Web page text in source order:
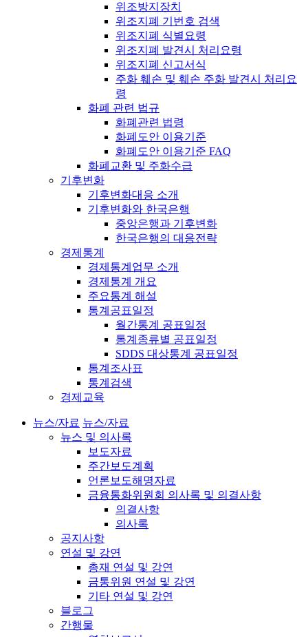
위조방지장치
위조지폐 기번호 검색
위조지폐 식별요령
위조지폐 발견시 처리요령
위조지폐 신고서식
주화 훼손 및 훼손 주화 발견시 처리요
령
화폐 관련 법규
화폐관련 법령
화폐도안 이용기준
화폐도안 이용기준 FAQ
화폐교환 및 주화수급
기후변화
기후변화대응 소개
기후변화와 한국은행
중앙은행과 기후변화
한국은행의 대응전략
경제통계
경제통계업무 소개
경제통계 개요
주요통계 해설
통계공표일정
월간통계 공표일정
통계종류별 공표일정
SDDS 대상통계 공표일정
통계조사표
통계검색
경제교육
뉴스/자료 뉴스/자료
뉴스 및 의사록
보도자료
주간보도계획
언론보도해명자료
금융통화위원회 의사록 및 의결사항
의결사항
의사록
공지사항
연설 및 강연
총재 연설 및 강연
금통위원 연설 및 강연
기타 연설 및 강연
블로그
간행물